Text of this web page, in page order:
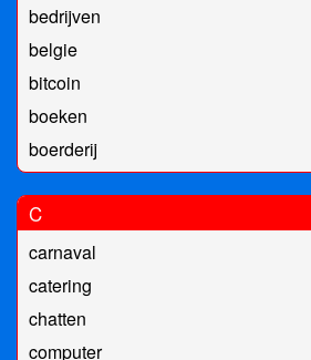
bedrijven
belgie
bitcoin
boeken
boerderij
C
carnaval
catering
chatten
computer